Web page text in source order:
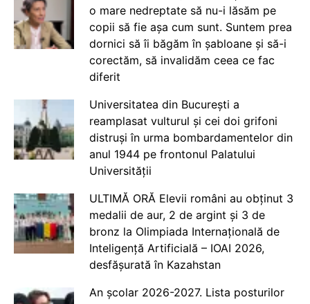
o mare nedreptate să nu-i lăsăm pe
copii să fie așa cum sunt. Suntem prea
dornici să îi băgăm în șabloane și să-i
corectăm, să invalidăm ceea ce fac
diferit
Universitatea din București a
reamplasat vulturul și cei doi grifoni
distruși în urma bombardamentelor din
anul 1944 pe frontonul Palatului
Universității
ULTIMĂ ORĂ Elevii români au obținut 3
medalii de aur, 2 de argint și 3 de
bronz la Olimpiada Internațională de
Inteligență Artificială – IOAI 2026,
desfășurată în Kazahstan
An școlar 2026-2027. Lista posturilor